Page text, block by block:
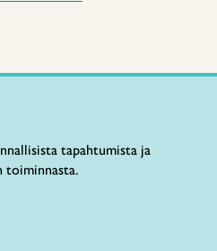
tapahtumista ja
toiminnasta.